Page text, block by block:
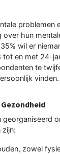
problemen
hun
wil er
tot en met 24-
te
vinden.
zijn:
zowel